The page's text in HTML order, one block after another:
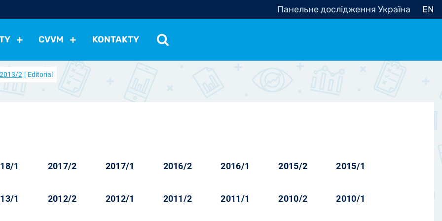
Панельне дослідження Україна EN
Sociální politika
CVVM KONTAKTY
2013/2 Editorial
1 2017/2 2017/1 2016/2 2016/1 2015/2 2015/1
1 2012/2 2012/1 2011/2 2011/1 2010/2 2010/1